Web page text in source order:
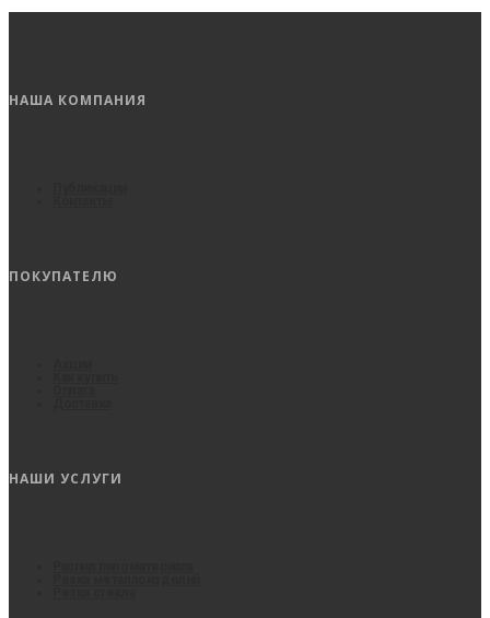
НАША КОМПАНИЯ
ПОКУПАТЕЛЮ
НАШИ УСЛУГИ